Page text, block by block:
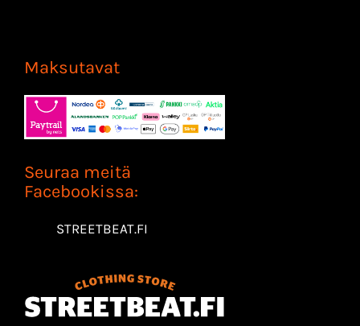
Maksutavat
Seuraa meitä
Facebookissa:
STREETBEAT.FI